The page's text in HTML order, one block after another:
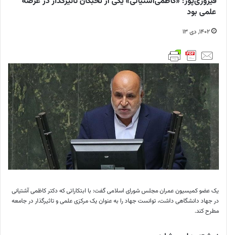
علمی بود
۱۴۰۲, دی ۱۳
یک عضو کمیسیون عمران مجلس شورای اسلامی گفت: با ابتکاراتی که دکتر کاظمی آشتیانی
در جهاد دانشگاهی داشت، توانست جهاد را به عنوان یک مرکزی علمی و تاثیرگذار در جامعه
مطرح کند.